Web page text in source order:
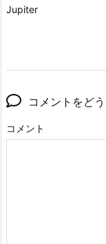
Jupiter
コメントをど
コメント